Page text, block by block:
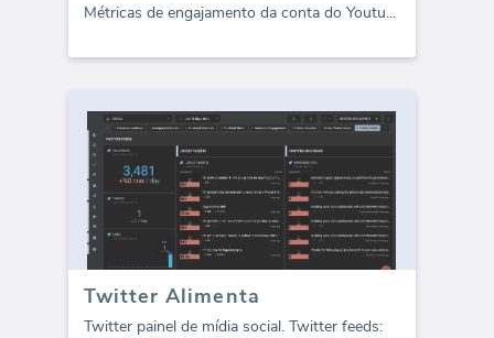
Métricas de engajamento da conta do Youtu...
Twitter Alimenta
Twitter painel de mídia social. Twitter feeds: